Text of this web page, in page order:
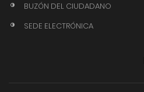
BUZÓN DEL CIUDADANO
SEDE ELECTRÓNICA